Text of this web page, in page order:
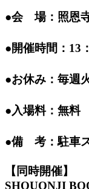
●会 場：照恩寺
●開催時間：13
●お休み：毎週
●入場料：無料
●備 考：駐車
【同時開催】
SHOUONJI